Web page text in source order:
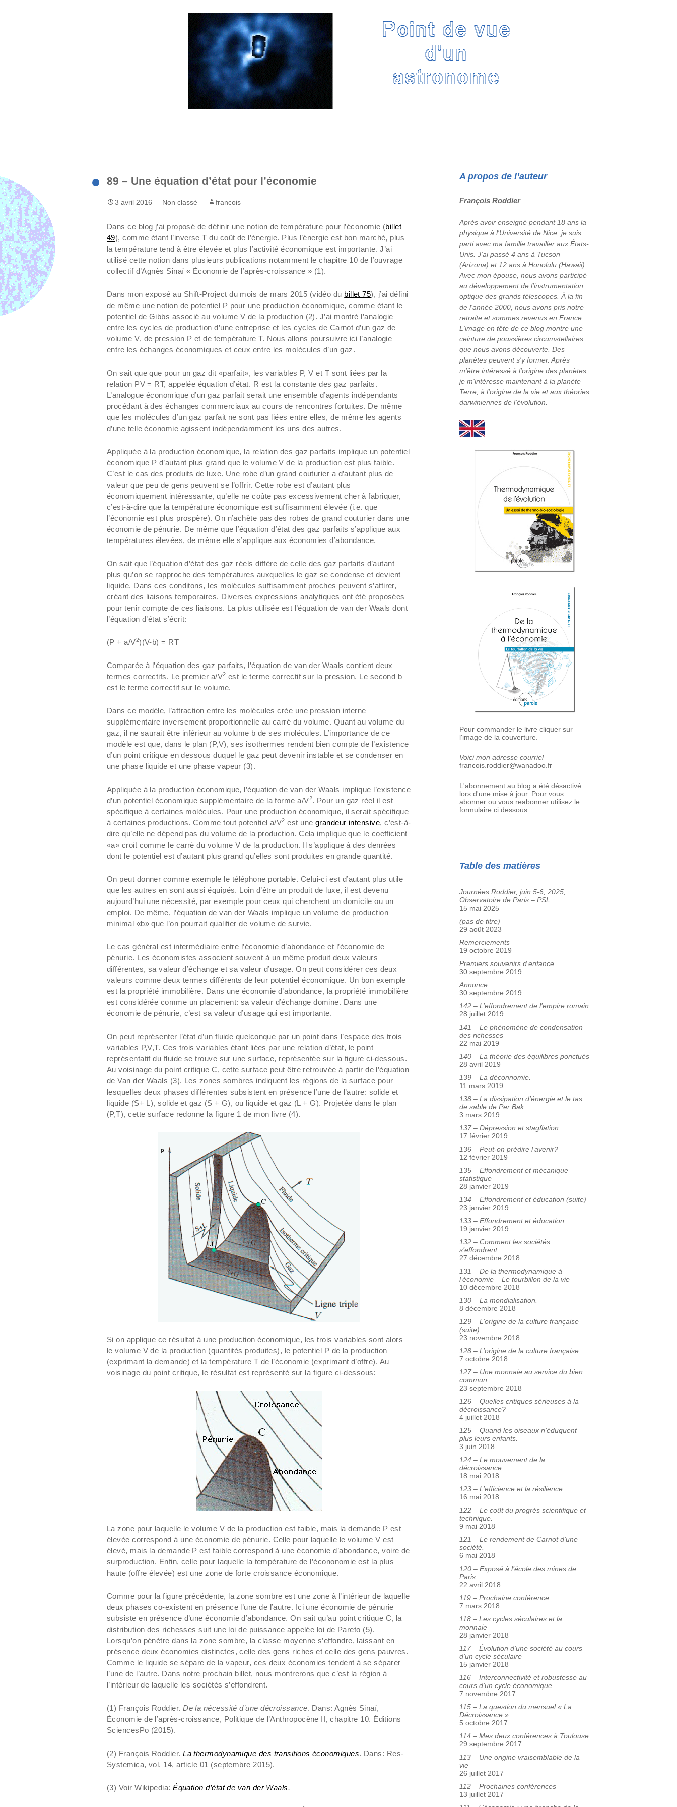
89 – Une équation d’état pour l’économie
3 avril 2016 Non classé francois
Dans ce blog j’ai proposé de définir une notion de température pour l’économie (billet
49), comme étant l’inverse T du coût de l’énergie. Plus l’énergie est bon marché, plus
la température tend à être élevée et plus l’activité économique est importante. J’ai
utilisé cette notion dans plusieurs publications notamment le chapitre 10 de l’ouvrage
collectif d’Agnès Sinaï « Économie de l’après-croissance » (1).
Dans mon exposé au Shift-Project du mois de mars 2015 (vidéo du billet 75), j’ai défini
de même une notion de potentiel P pour une production économique, comme étant le
potentiel de Gibbs associé au volume V de la production (2). J’ai montré l’analogie
entre les cycles de production d’une entreprise et les cycles de Carnot d’un gaz de
volume V, de pression P et de température T. Nous allons poursuivre ici l’analogie
entre les échanges économiques et ceux entre les molécules d’un gaz.
On sait que que pour un gaz dit «parfait», les variables P, V et T sont liées par la
relation PV = RT, appelée équation d’état. R est la constante des gaz parfaits.
L’analogue économique d’un gaz parfait serait une ensemble d’agents indépendants
procédant à des échanges commerciaux au cours de rencontres fortuites. De même
que les molécules d’un gaz parfait ne sont pas liées entre elles, de même les agents
d’une telle économie agissent indépendamment les uns des autres.
Appliquée à la production économique, la relation des gaz parfaits implique un potentiel
économique P d’autant plus grand que le volume V de la production est plus faible.
C’est le cas des produits de luxe. Une robe d’un grand couturier a d’autant plus de
valeur que peu de gens peuvent se l’offrir. Cette robe est d’autant plus
économiquement intéressante, qu’elle ne coûte pas excessivement cher à fabriquer,
c’est-à-dire que la température économique est suffisamment élevée (i.e. que
l’économie est plus prospère). On n’achète pas des robes de grand couturier dans une
économie de pénurie. De même que l’équation d’état des gaz parfaits s’applique aux
températures élevées, de même elle s’applique aux économies d’abondance.
On sait que l’équation d’état des gaz réels diffère de celle des gaz parfaits d’autant
plus qu’on se rapproche des températures auxquelles le gaz se condense et devient
liquide. Dans ces conditons, les molécules suffisamment proches peuvent s’attirer,
créant des liaisons temporaires. Diverses expressions analytiques ont été proposées
pour tenir compte de ces liaisons. La plus utilisée est l’équation de van der Waals dont
l’équation d’état s’écrit:
(P + a/V2)(V-b) = RT
Comparée à l’équation des gaz parfaits, l’équation de van der Waals contient deux
termes correctifs. Le premier a/V2 est le terme correctif sur la pression. Le second b
est le terme correctif sur le volume.
Dans ce modèle, l’attraction entre les molécules crée une pression interne
supplémentaire inversement proportionnelle au carré du volume. Quant au volume du
gaz, il ne saurait être inférieur au volume b de ses molécules. L’importance de ce
modèle est que, dans le plan (P,V), ses isothermes rendent bien compte de l’existence
d’un point critique en dessous duquel le gaz peut devenir instable et se condenser en
une phase liquide et une phase vapeur (3).
Appliquée à la production économique, l’équation de van der Waals implique l’existence
d’un potentiel économique supplémentaire de la forme a/V2. Pour un gaz réel il est
spécifique à certaines molécules. Pour une production économique, il serait spécifique
à certaines productions. Comme tout potentiel a/V2 est une grandeur intensive, c’est-à-
dire qu’elle ne dépend pas du volume de la production. Cela implique que le coefficient
«a» croit comme le carré du volume V de la production. Il s’applique à des denrées
dont le potentiel est d’autant plus grand qu’elles sont produites en grande quantité.
On peut donner comme exemple le téléphone portable. Celui-ci est d’autant plus utile
que les autres en sont aussi équipés. Loin d’être un produit de luxe, il est devenu
aujourd’hui une nécessité, par exemple pour ceux qui cherchent un domicile ou un
emploi. De même, l’équation de van der Waals implique un volume de production
minimal «b» que l’on pourrait qualifier de volume de survie.
Le cas général est intermédiaire entre l’économie d’abondance et l’économie de
pénurie. Les économistes associent souvent à un même produit deux valeurs
différentes, sa valeur d’échange et sa valeur d’usage. On peut considérer ces deux
valeurs comme deux termes différents de leur potentiel économique. Un bon exemple
est la propriété immobilière. Dans une économie d’abondance, la propriété immobilière
est considérée comme un placement: sa valeur d’échange domine. Dans une
économie de pénurie, c’est sa valeur d’usage qui est importante.
On peut représenter l’état d’un fluide quelconque par un point dans l’espace des trois
variables P,V,T. Ces trois variables étant liées par une relation d’état, le point
représentatif du fluide se trouve sur une surface, représentée sur la figure ci-dessous.
Au voisinage du point critique C, cette surface peut être retrouvée à partir de l’équation
de Van der Waals (3). Les zones sombres indiquent les régions de la surface pour
lesquelles deux phases différentes subsistent en présence l’une de l’autre: solide et
liquide (S+ L), solide et gaz (S + G), ou liquide et gaz (L + G). Projetée dans le plan
(P,T), cette surface redonne la figure 1 de mon livre (4).
Si on applique ce résultat à une production économique, les trois variables sont alors
le volume V de la production (quantités produites), le potentiel P de la production
(exprimant la demande) et la température T de l’économie (exprimant d’offre). Au
voisinage du point critique, le résultat est représenté sur la figure ci-dessous:
La zone pour laquelle le volume V de la production est faible, mais la demande P est
élevée correspond à une économie de pénurie. Celle pour laquelle le volume V est
élevé, mais la demande P est faible correspond à une économie d’abondance, voire de
surproduction. Enfin, celle pour laquelle la température de l’écononomie est la plus
haute (offre élevée) est une zone de forte croissance économique.
Comme pour la figure précédente, la zone sombre est une zone à l’intérieur de laquelle
deux phases co-existent en présence l’une de l’autre. Ici une économie de pénurie
subsiste en présence d’une économie d’abondance. On sait qu’au point critique C, la
distribution des richesses suit une loi de puissance appelée loi de Pareto (5).
Lorsqu’on pénètre dans la zone sombre, la classe moyenne s’effondre, laissant en
présence deux économies distinctes, celle des gens riches et celle des gens pauvres.
Comme le liquide se sépare de la vapeur, ces deux économies tendent à se séparer
l’une de l’autre. Dans notre prochain billet, nous montrerons que c’est la région à
l’intérieur de laquelle les sociétés s’effondrent.
(1) François Roddier.De la nécessité d’une décroissance. Dans: Agnès Sinaï,
Économie de l’après-croissance, Politique de l’Anthropocène II, chapitre 10. Éditions
SciencesPo (2015).
(2) François Roddier.La thermodynamique des transitions économiques. Dans: Res-
Systemica, vol. 14, article 01 (septembre 2015).
(3) Voir Wikipedia:Équation d’état de van der Waals.
A propos de l’auteur
François Roddier
Après avoir enseigné pendant 18 ans la
physique à l'Université de Nice, je suis
parti avec ma famille travailler aux États-
Unis. J'ai passé 4 ans à Tucson
(Arizona) et 12 ans à Honolulu (Hawaii).
Avec mon épouse, nous avons participé
au développement de l'instrumentation
optique des grands télescopes. À la fin
de l'année 2000, nous avons pris notre
retraite et sommes revenus en France.
L'image en tête de ce blog montre une
ceinture de poussières circumstellaires
que nous avons découverte. Des
planètes peuvent s'y former. Après
m'être intéressé à l'origine des planètes,
je m'intéresse maintenant à la planète
Terre, à l'origine de la vie et aux théories
darwiniennes de l'évolution.
Pour commander le livre cliquer sur
l'image de la couverture.
Voici mon adresse courriel
francois.roddier@wanadoo.fr
L'abonnement au blog a été désactivé
lors d'une mise à jour. Pour vous
abonner ou vous reabonner utilisez le
formulaire ci dessous.
Table des matières
Journées Roddier, juin 5-6, 2025,
Observatoire de Paris – PSL
15 mai 2025
(pas de titre)
29 août 2023
Remerciements
19 octobre 2019
Premiers souvenirs d’enfance.
30 septembre 2019
Annonce
30 septembre 2019
142 – L’effondrement de l’empire romain
28 juillet 2019
141 – Le phénomène de condensation
des richesses
22 mai 2019
140 – La théorie des équilibres ponctués
28 avril 2019
139 – La déconnomie.
11 mars 2019
138 – La dissipation d’énergie et le tas
de sable de Per Bak
3 mars 2019
137 – Dépression et stagflation
17 février 2019
136 – Peut-on prédire l’avenir?
12 février 2019
135 – Effondrement et mécanique
statistique
28 janvier 2019
134 – Effondrement et éducation (suite)
23 janvier 2019
133 – Effondrement et éducation
19 janvier 2019
132 – Comment les sociétés
s’effondrent.
27 décembre 2018
131 – De la thermodynamique à
l’économie – Le tourbillon de la vie
10 décembre 2018
130 – La mondialisation.
8 décembre 2018
129 – L’origine de la culture française
(suite).
23 novembre 2018
128 – L’origine de la culture française
7 octobre 2018
127 – Une monnaie au service du bien
commun
23 septembre 2018
126 – Quelles critiques sérieuses à la
décroissance?
4 juillet 2018
125 – Quand les oiseaux n’éduquent
plus leurs enfants.
3 juin 2018
124 – Le mouvement de la
décroissance.
18 mai 2018
123 – L’efficience et la résilience.
16 mai 2018
122 – Le coût du progrès scientifique et
technique.
9 mai 2018
121 – Le rendement de Carnot d’une
société.
6 mai 2018
120 – Exposé à l’école des mines de
Paris
22 avril 2018
119 – Prochaine conférence
7 mars 2018
118 – Les cycles séculaires et la
monnaie
28 janvier 2018
117 – Évolution d’une société au cours
d’un cycle séculaire
15 janvier 2018
116 – Interconnectivité et robustesse au
cours d’un cycle économique
7 novembre 2017
115 – La question du mensuel « La
Décroissance »
5 octobre 2017
114 – Mes deux conférences à Toulouse
29 septembre 2017
113 – Une origine vraisemblable de la
vie
26 juillet 2017
112 – Prochaines conférences
13 juillet 2017